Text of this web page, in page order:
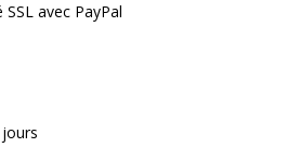
avec PayPal